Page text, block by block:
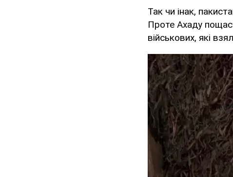
Так чи інак,
Проте Ахаду
військових, які